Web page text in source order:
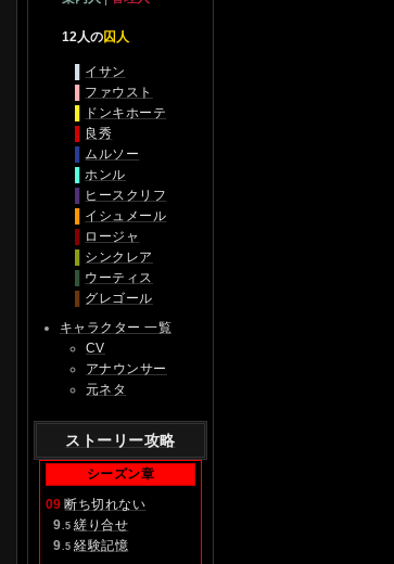
12人の囚人
イサン
ファウスト
ドンキホーテ
良秀
ムルソー
ホンル
ヒースクリフ
イシュメール
ロージャ
シンクレア
ウーティス
グレゴール
キャラクター 一覧
CV
アナウンサー
元ネタ
ストーリー攻略
シーズン章
09 断ち切れない
09.5 縒り合せ
09.5 経験記憶